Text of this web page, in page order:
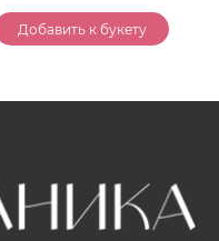
Добавить к букету